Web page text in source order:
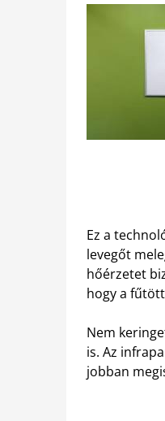
Ez a
levegőt
hőérzetet
hogy a
Nem
is. Az
jobban